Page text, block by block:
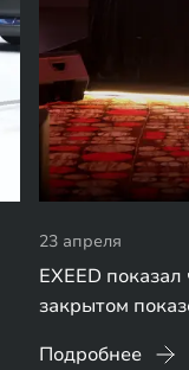
23 апреля
EXEED
закрытом
Подробнее